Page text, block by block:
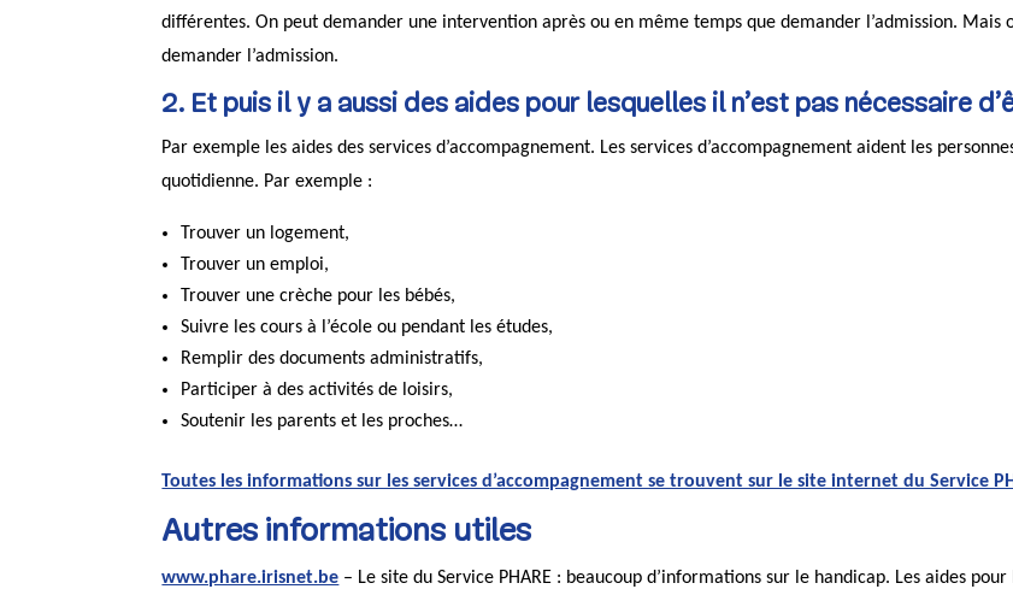
différentes. On peut demander une intervention après ou en même temps que demander l’admission.
demander l’admission.
2. Et puis il y a aussi des aides pour lesquelles il n’est pas nécessaire
Par exemple les aides des services d’accompagnement. Les services d’accompagnement aident les
quotidienne. Par exemple :
Trouver un logement,
Trouver un emploi,
Trouver une crèche pour les bébés,
Suivre les cours à l’école ou pendant les études,
Remplir des documents administratifs,
Participer à des activités de loisirs,
Soutenir les parents et les proches…
Toutes les informations sur les services d’accompagnement se trouvent sur le site internet du Service
Autres informations utiles
www.phare.irisnet.be – Le site du Service PHARE : beaucoup d’informations sur le handicap. Les aides